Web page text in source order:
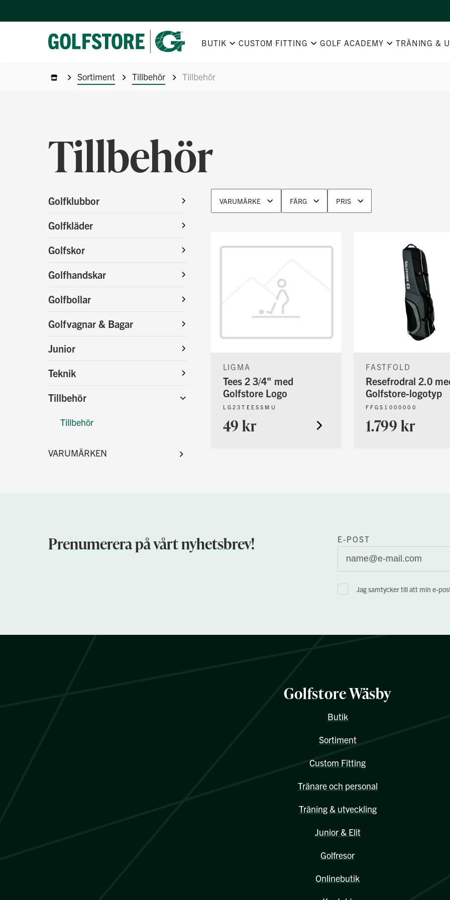
BUTIK CUSTOM FITTING GOLF ACADEMY TRÄNING &
Sortiment Tillbehör Tillbehör
Tillbehör
VARUMÄRKE FÄRG PRIS
LIGMA
Tees 2 3/4" med
Golfstore Logo
LG23TEESSMU
49 kr
FASTFOLD
Resefrodral 2.0
Golfstore-logotyp
FFGS1000000
1.799 kr
Golfklubbor
Golfkläder
Golfskor
Golfhandskar
Golfbollar
Golfvagnar & Bagar
Junior
Teknik
Tillbehör
Tillbehör
Prenumerera på vårt nyhetsbrev! E-POST
Jag samtycker till att min e-
Golfstore Wäsby
Butik
Sortiment
Custom Fitting
Tränare och personal
Träning & utveckling
Junior & Elit
Golfresor
Onlinebutik